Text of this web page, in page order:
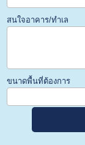
สนใจอาคาร/ทำเล
ขนาดพื้นที่ต้องการ